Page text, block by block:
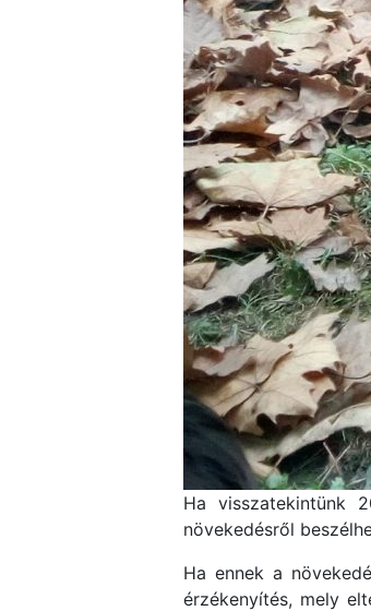
Ha visszatekintünk
növekedésről
Ha ennek a
érzékenyítés, mely